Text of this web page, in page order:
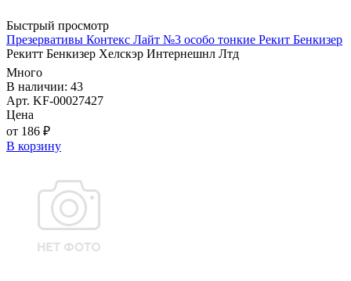
Быстрый просмотр
Презервативы Контекс Лайт №3 особо тонкие Рекит Бенкизер
Рекитт Бенкизер Хелскэр Интернешнл Лтд
Много
В наличии: 43
Арт. KF-00027427
Цена
от 186 ₽
В корзину